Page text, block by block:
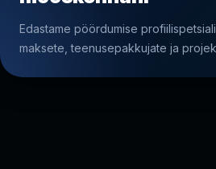
Edastame pöördumise
maksete, teenusepakkujate ja